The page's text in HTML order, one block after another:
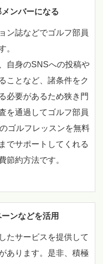
メンバーになる
ン誌などでゴルフ部員
。
自身のSNSへの投稿や
ことなど、諸条件をク
必要があるため狭き門
を通過してゴルフ部員
ゴルフレッスンを無料
でサポートしてくれる
節約方法です。
ンなどを活用
たサービスを提供して
あります。是非、積極